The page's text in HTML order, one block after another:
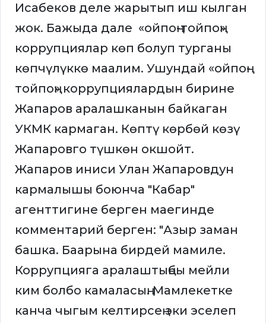
Исабеков деле жарытып иш кылган
жок. Бажыда дале «ойпоң-тойпоң»
коррупциялар көп болуп турганы
көпчүлүккө маалим. Ушундай «ойпоң-
тойпоң» коррупциялардын бирине
Жапаров аралашканын байкаган
УКМК кармаган. Көптү көрбөй көзү
Жапаровго түшкөн окшойт.
Жапаров иниси Улан Жапаровдун
кармалышы боюнча "Кабар"
агенттигине берген маегинде
комментарий берген: "Азыр заман
башка. Баарына бирдей мамиле.
Коррупцияга аралаштыңбы мейли
ким болбо камаласың. Мамлекетке
канча чыгым келтирсең эки эселеп